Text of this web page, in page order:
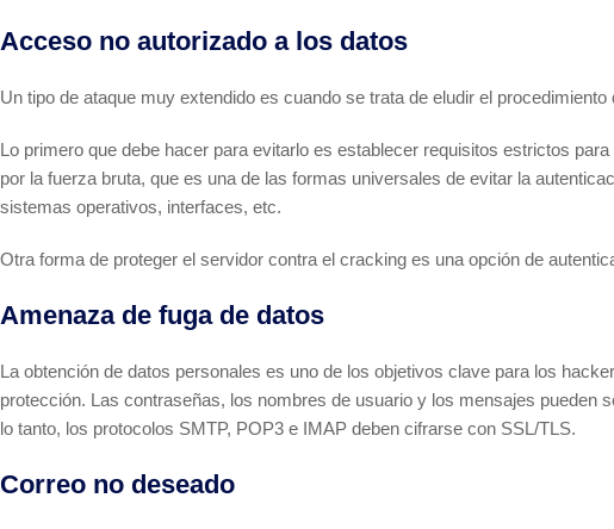
Acceso no autorizado a los datos
Un tipo de ataque muy extendido es cuando se trata de eludir el
Lo primero que debe hacer para evitarlo es establecer requisitos estrictos
por la fuerza bruta, que es una de las formas universales de evitar la
sistemas operativos, interfaces, etc.
Otra forma de proteger el servidor contra el cracking es una opción de
Amenaza de fuga de datos
La obtención de datos personales es uno de los objetivos clave para los
protección. Las contraseñas, los nombres de usuario y los mensajes pueden
lo tanto, los protocolos SMTP, POP3 e IMAP deben cifrarse con SSL/TLS.
Correo no deseado